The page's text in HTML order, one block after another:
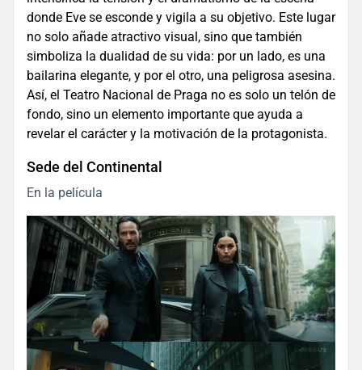
donde Eve se esconde y vigila a su objetivo. Este lugar
no solo añade atractivo visual, sino que también
simboliza la dualidad de su vida: por un lado, es una
bailarina elegante, y por el otro, una peligrosa asesina.
Así, el Teatro Nacional de Praga no es solo un telón de
fondo, sino un elemento importante que ayuda a
revelar el carácter y la motivación de la protagonista.
Sede del Continental
En la película